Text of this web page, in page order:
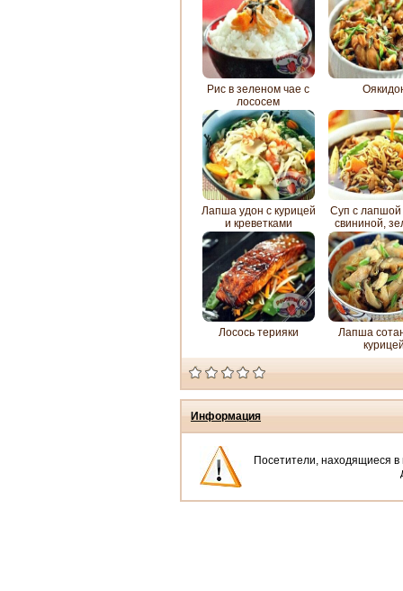
Рис в зеленом чае с
лососем
Лапша удон с курицей
и креветками
Суп с лапшой
свининой,
горошком и
Лосось терияки
Лапша
Информация
Посетители, находящиеся в